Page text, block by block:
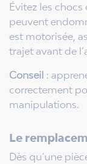
Évitez les
peuvent
est motorisée,
trajet avant de
Conseil :
correctement
manipulations.
Le
Dès qu’une